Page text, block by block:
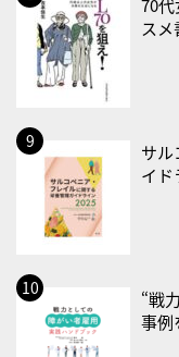
・がん征圧月間
・世界アルツハイマー
・健康増進普及月間
・職場の健康診断実
2026/09/03(木)
・がん征圧月間
・健康増進普及月間
・歯ヂカラ探究月間
・職場の健康診断実
70
スメ
サル
イド
“戦
事